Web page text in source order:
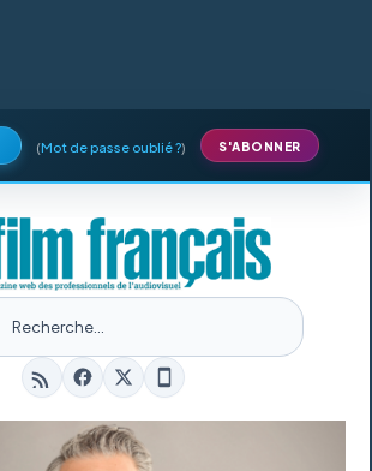
(Mot de passe oublié ?) S'ABONNER